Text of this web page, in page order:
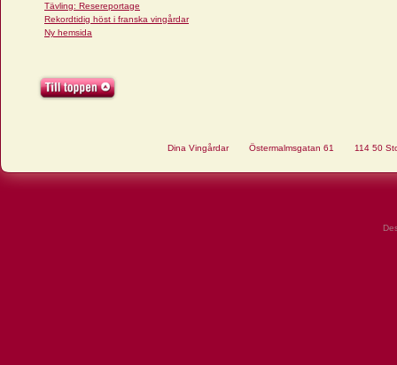
Tävling: Resereportage
Rekordtidig höst i franska vingårdar
Ny hemsida
Dina Vingårdar Östermalmsgatan 61 114 50